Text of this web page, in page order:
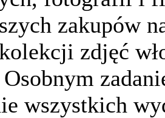
zakupów
zdjęć
wszystkich